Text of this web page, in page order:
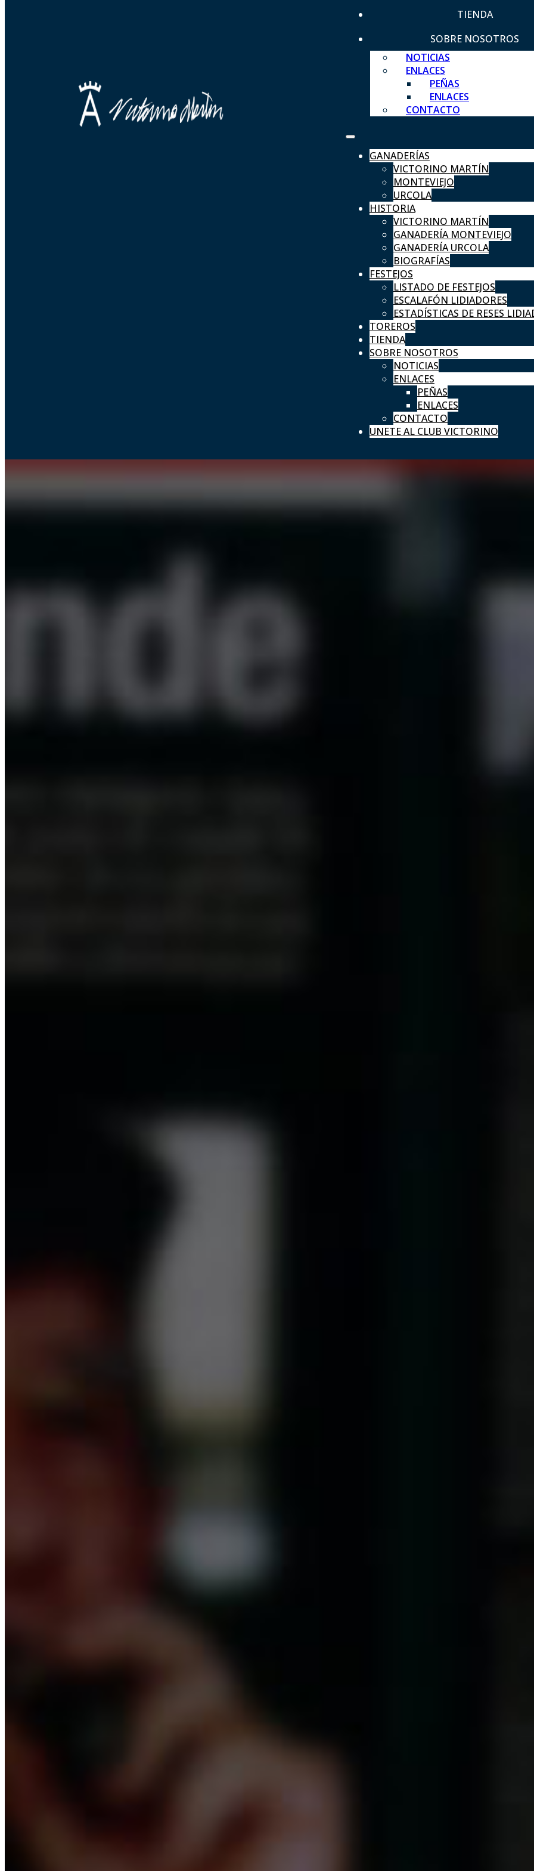
TIENDA
SOBRE NOSOTROS
NOTICIAS
ENLACES
PEÑAS
ENLACES
CONTACTO
GANADERÍAS
VICTORINO MARTÍN
MONTEVIEJO
URCOLA
HISTORIA
VICTORINO MARTÍN
GANADERÍA MONTEVIEJO
GANADERÍA URCOLA
BIOGRAFÍAS
FESTEJOS
LISTADO DE FESTEJOS
ESCALAFÓN LIDIADORES
ESTADÍSTICAS DE RESES
TOREROS
TIENDA
SOBRE NOSOTROS
NOTICIAS
ENLACES
PEÑAS
ENLACES
CONTACTO
UNETE AL CLUB VICTORINO